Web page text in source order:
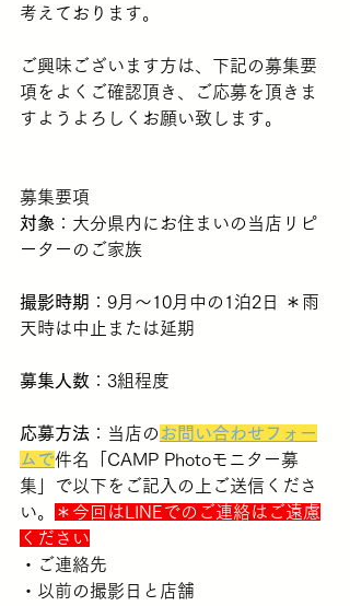
考えております。
ご興味ございます方は、下記の募集要
項をよくご確認頂き、ご応募を頂きま
すようよろしくお願い致します。
募集要項
対象 ：大分県内にお住まいの当店リピ
ーターのご家族
撮影時期 ：9月〜10月中の1泊2日 ＊雨
天時は中止または延期
募集人数 ：3組程度
応募方法 ：当店の お問い合わせフォー
ムで件名「CAMP Photoモニター募
集」で以下をご記入の上ご送信くださ
い。
＊今回はLINEでのご連絡はご遠慮
ください
・ご連絡先
・以前の撮影日と店舗